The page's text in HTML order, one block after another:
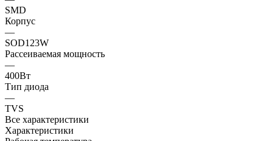
SMD
Корпус
—
SOD123W
Рассеиваемая мощность
—
400Вт
Тип диода
—
TVS
Все характеристики
Характеристики